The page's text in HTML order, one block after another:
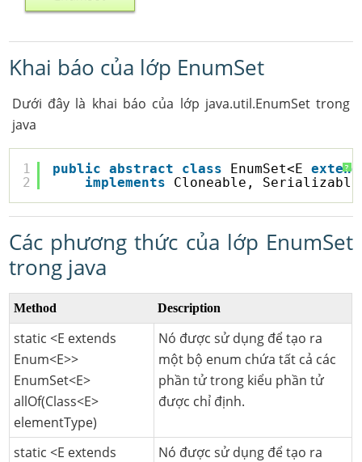
Khai báo của lớp EnumSet
Dưới đây là khai báo của lớp java.util.EnumSet trong
java
?
1
2
public abstract class EnumSet<E
implements
Cloneable,
Các phương thức của lớp EnumSet
trong java
Method Description
static <E extends
Enum<E>>
EnumSet<E>
allOf(Class<E>
elementType)
Nó được sử dụng để tạo ra
một bộ enum chứa tất cả các
phần tử trong kiểu phần tử
được chỉ định.
static <E extends
Nó được sử dụng để tạo ra